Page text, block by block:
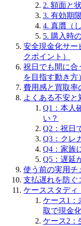
2. 額面と
3. 有効期
4. 真贋（
5. 購入時
安全現金化サー
クポイント）
祝日でも間に合
を目指す動き方
費用感と買取率
よくある不安と
Q1：本人
い？
Q2：祝日
Q3：クレ
Q4：家族
Q5：遅延
使う前の実用チ
支払遅れを防ぐ
ケーススタディ
ケース1：
取で現金
ケース2：